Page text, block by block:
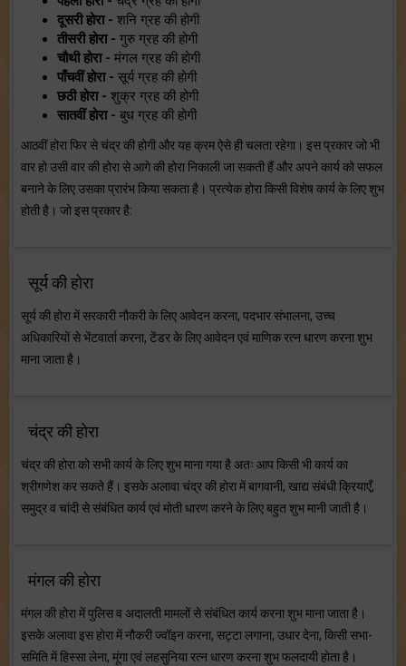
दूसरी होरा - शनि ग्रह की होगी
तीसरी होरा - गुरु ग्रह की होगी
चौथी होरा - मंगल ग्रह की होगी
पाँचवीं होरा - सूर्य ग्रह की होगी
छठी होरा - शुक्र ग्रह की होगी
सातवीं होरा - बुध ग्रह की होगी
आठवीं होरा फिर से चंद्र की होगी और यह क्रम ऐसे ही चलता रहेगा। इस प्रकार जो भी
वार हो उसी वार की होरा से आगे की होरा निकाली जा सकती हैं और अपने कार्य को सफल
बनाने के लिए उसका प्रारंभ किया सकता है। प्रत्येक होरा किसी विशेष कार्य के लिए शुभ
होती है। जो इस प्रकार है:
सूर्य की होरा
सूर्य की होरा में सरकारी नौकरी के लिए आवेदन करना, पदभार संभालना, उच्च
अधिकारियों से भेंटवार्ता करना, टेंडर के लिए आवेदन एवं माणिक रत्न धारण करना शुभ
माना जाता है।
चंद्र की होरा
चंद्र की होरा को सभी कार्य के लिए शुभ माना गया है अतः आप किसी भी कार्य का
श्रीगणेश कर सकते हैं। इसके अलावा चंद्र की होरा में बागवानी, खाद्य संबंधी क्रियाएँ,
समुद्र व चांदी से संबंधित कार्य एवं मोती धारण करने के लिए बहुत शुभ मानी जाती है।
मंगल की होरा
मंगल की होरा में पुलिस व अदालती मामलों से संबंधित कार्य करना शुभ माना जाता है।
इसके अलावा इस होरा में नौकरी ज्वॉइन करना, सट्टा लगाना, उधार देना, किसी सभा-
समिति में हिस्सा लेना, मूंगा एवं लहसुनिया रत्न धारण करना शुभ फलदायी होता है।